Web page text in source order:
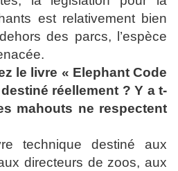
est relativement bien
des parcs, l’espèce
le livre « Elephant Code
réellement ? Y a t-
mahouts ne respectent
technique destiné aux
directeurs de zoos, aux